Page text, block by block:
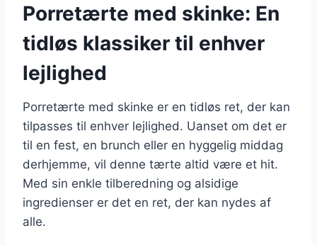
Porretærte med skinke: En
tidløs klassiker til enhver
lejlighed
Porretærte med skinke er en tidløs ret, der kan
tilpasses til enhver lejlighed. Uanset om det er
til en fest, en brunch eller en hyggelig middag
derhjemme, vil denne tærte altid være et hit.
Med sin enkle tilberedning og alsidige
ingredienser er det en ret, der kan nydes af
alle.